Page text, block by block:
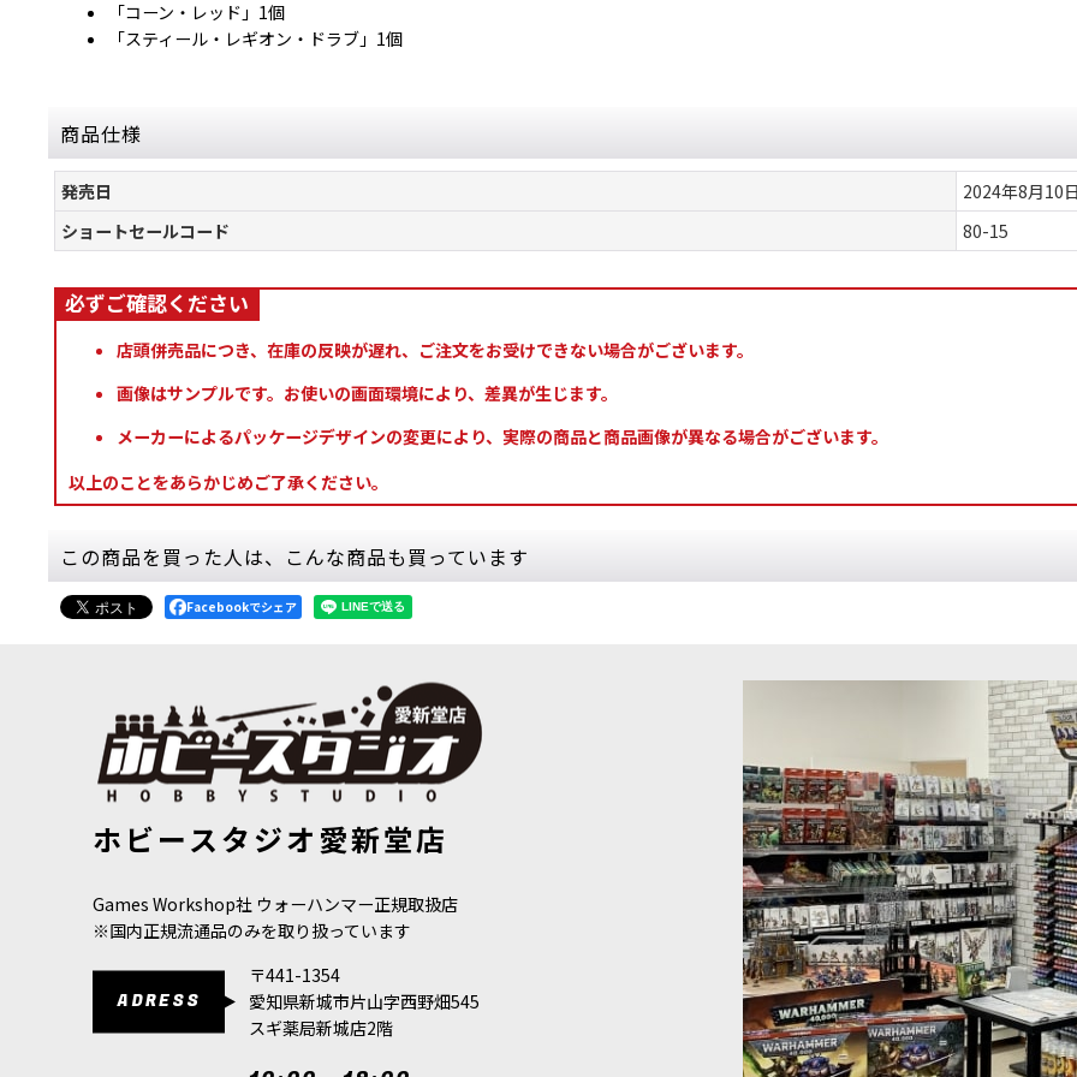
「コーン・レッド」1個
「スティール・レギオン・ドラブ」1個
商品仕様
発売日
2024年8月10
ショートセールコード
80-15
店頭併売品につき、在庫の反映が遅れ、ご注文をお受けできない場合がございます。
画像はサンプルです。お使いの画面環境により、差異が生じます。
メーカーによるパッケージデザインの変更により、実際の商品と商品画像が異なる場合がございます。
以上のことをあらかじめご了承ください。
この商品を買った人は、こんな商品も買っています
83-06]
円 (税込)
[秩序のバトルトーム] ストームキャスト・エターナル 日
[シティ・オヴ・シグマー] フリーギ
[86-08]
8,500円(税込)
Facebookでシェア
ホビースタジオ愛新堂店
Games Workshop社 ウォーハンマー正規取扱店
※国内正規流通品のみを取り扱っています
ADRESS
〒441-1354
愛知県新城市片山字西野畑545
スギ薬局新城店2階